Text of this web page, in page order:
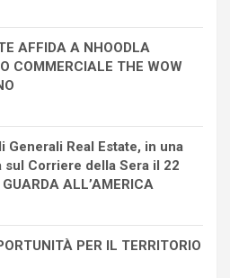
AFFIDA A NHOODLA
COMMERCIALE THE WOW
Generali Real Estate, in una
sul Corriere della Sera il 22
ALL’AMERICA
PER IL TERRITORIO